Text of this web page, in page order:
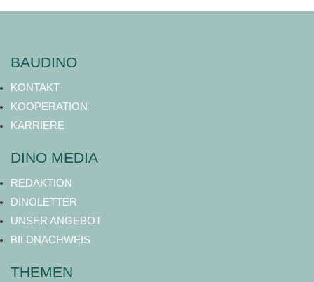
BAUDINO
KONTAKT
KOOPERATION
KARRIERE
DINO MEDIA
REDAKTION
DINOLETTER
UNSER ANGEBOT
BILDNACHWEIS
THEMEN